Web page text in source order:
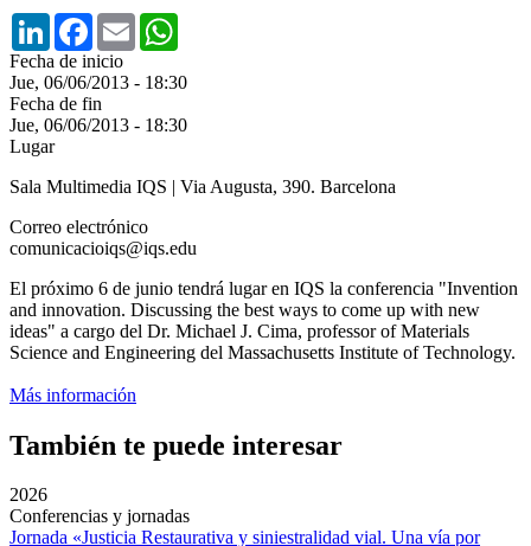
LinkedInFacebook
Email
Fecha de inicio
Jue, 06/06/2013 - 18:30
Fecha de fin
Jue, 06/06/2013 - 18:30
Lugar
Sala Multimedia IQS | Via Augusta, 390. Barcelona
Correo electrónico
comunicacioiqs@iqs.edu
El próximo 6 de junio tendrá lugar en IQS la conferencia "Invention
and innovation. Discussing the best ways to come up with new
ideas" a cargo del Dr. Michael J. Cima, professor of Materials
Science and Engineering del Massachusetts Institute of Technology.
Más información
También te puede interesar
2026
Conferencias y jornadas
Jornada «Justicia Restaurativa y siniestralidad vial. Una vía por